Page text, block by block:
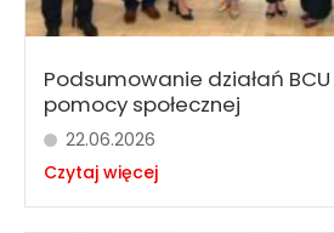
Podsumowanie działań
pomocy społecznej
22.06.2026
Czytaj więcej